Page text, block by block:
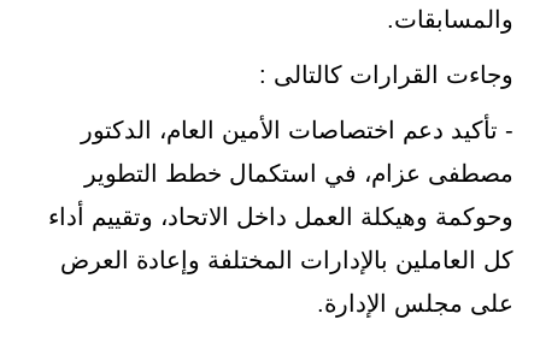
والمسابقات.
وجاءت القرارات كالتالى :
- تأكيد دعم اختصاصات الأمين العام، الدكتور
مصطفى عزام، في استكمال خطط التطوير
وحوكمة وهيكلة العمل داخل الاتحاد، وتقييم أداء
كل العاملين بالإدارات المختلفة وإعادة العرض
على مجلس الإدارة.